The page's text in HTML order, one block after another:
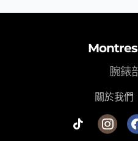
關於我們
腕錶